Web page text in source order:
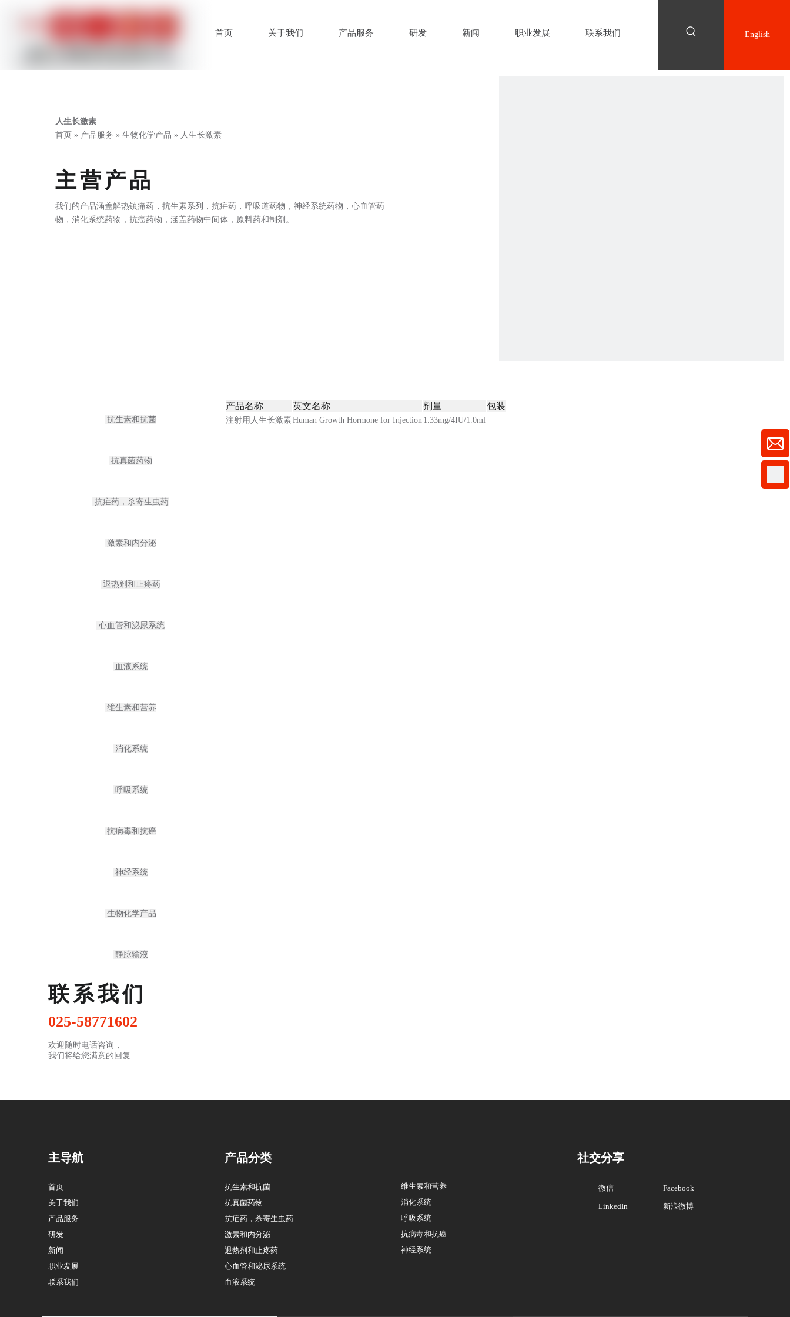
首页 关于我们 产品服务 研发 新闻 职业发展 联系我们 English
人生长激素
首页 » 产品服务 »生物化学产品 » 人生长激素
主营产品
我们的产品涵盖解热镇痛药，抗生素系列，抗疟药，呼吸道药物，神经系统药物，心血管药
物，消化系统药物，抗癌药物，涵盖药物中间体，原料药和制剂。
抗生素和抗菌
抗真菌药物
抗疟药，杀寄生虫药
激素和内分泌
退热剂和止疼药
心血管和泌尿系统
血液系统
维生素和营养
消化系统
呼吸系统
抗病毒和抗癌
神经系统
生物化学产品
静脉输液
联系我们
025-58771602
欢迎随时电话咨询，
我们将给您满意的回复
产品名称 英文名称 剂量 包装
注射用人生长激素Human Growth Hormone for Injection 1.33mg/4IU/1.0ml
主导航
首页
关于我们
产品服务
研发
新闻
职业发展
联系我们
产品分类
抗生素和抗菌
抗真菌药物
抗疟药，杀寄生虫药
激素和内分泌
退热剂和止疼药
心血管和泌尿系统
血液系统
维生素和营养
消化系统
呼吸系统
抗病毒和抗癌
神经系统
社交分享
微信 Facebook
LinkedIn 新浪微博